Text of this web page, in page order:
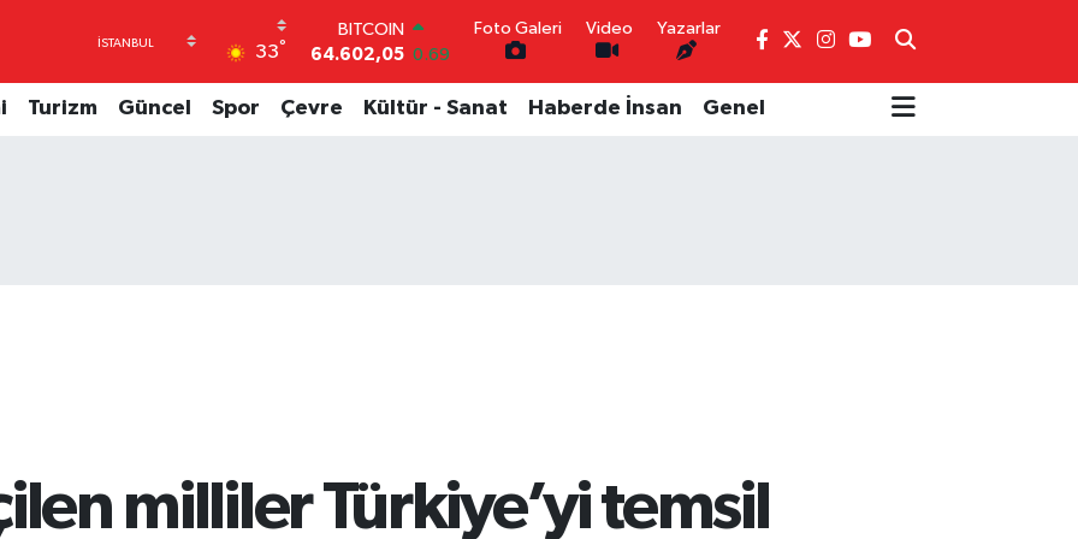
33°
DOLAR
47,5986 0.06
EURO
55,0700 0.1
Foto Galeri Video Yazarlar
Turizm Güncel Spor Çevre Kültür - Sanat Haberde İnsan Genel
milliler Türkiye’yi temsil